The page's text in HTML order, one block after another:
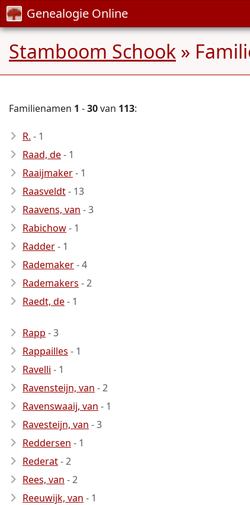
Genealogie Online
Stamboom Schook »
Familienamen 1 -30van 113:
R. - 1
Raad, de- 1
Raaijmaker- 1
Raasveldt- 13
Raavens, van - 3
Rabichow- 1
Radder- 1
Rademaker- 4
Rademakers - 2
Raedt, de- 1
Rapp - 3
Rappailles - 1
Ravelli - 1
Ravensteijn, van - 2
Ravenswaaij, van - 1
Ravesteijn, van - 3
Reddersen - 1
Rederat- 2
Rees, van - 2
Reeuwijk, van - 1